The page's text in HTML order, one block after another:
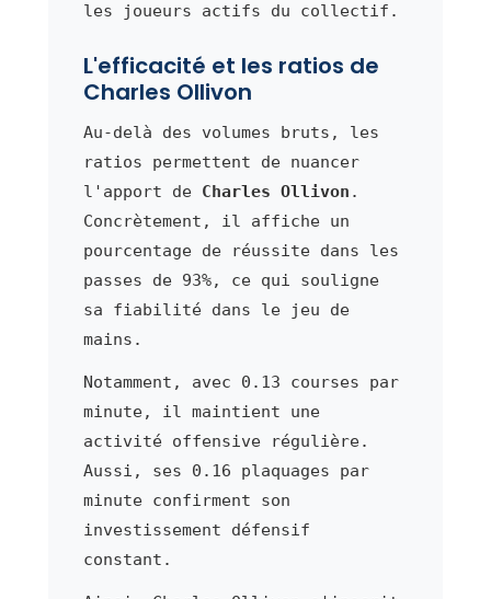
les joueurs actifs du collectif.
L'efficacité et les ratios de
Charles Ollivon
Au-delà des volumes bruts, les
ratios permettent de nuancer
l'apport de Charles Ollivon .
Concrètement, il affiche un
pourcentage de réussite dans les
passes de 93%, ce qui souligne
sa fiabilité dans le jeu de
mains.
Notamment, avec 0.13 courses par
minute, il maintient une
activité offensive régulière.
Aussi, ses 0.16 plaquages par
minute confirment son
investissement défensif
constant.